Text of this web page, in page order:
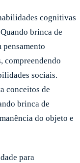
cognitivas
brinca de
pensamento
compreendendo
sociais.
conceitos de
brinca de
do objeto e
para